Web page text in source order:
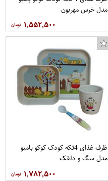
مدل خرس مهربون
۱,۵۵۲,۵۰۰
ظرف غذای 4تکه کودک کوکو بامبو
مدل سگ و دلقک
۱,۷۸۲,۵۰۰